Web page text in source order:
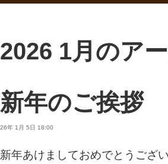
2026 1月のア
新年のご挨拶
26年 1月 5日 18:00
新年あけましておめでとうござ